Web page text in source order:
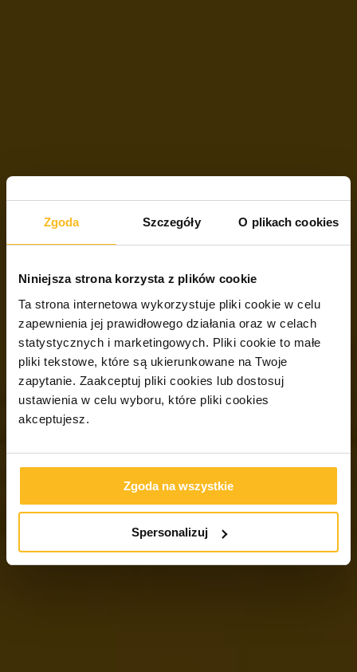
Zgoda Szczegóły O plikach cookies
Niniejsza strona korzysta z plików cookie
Ta strona internetowa wykorzystuje pliki cookie w celu
zapewnienia jej prawidłowego działania oraz w celach
statystycznych i marketingowych. Pliki cookie to małe
pliki tekstowe, które są ukierunkowane na Twoje
zapytanie. Zaakceptuj pliki cookies lub dostosuj
ustawienia w celu wyboru, które pliki cookies
akceptujesz.
Zgoda na wszystkie
Spersonalizuj